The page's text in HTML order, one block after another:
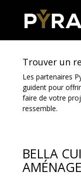
Trouver un
Les partenaires
guident pour
faire de votre
ressemble.
BELLA